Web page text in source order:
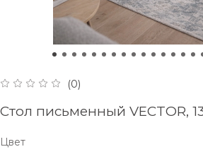
(0)
Стол письменный VECTOR,
Цвет